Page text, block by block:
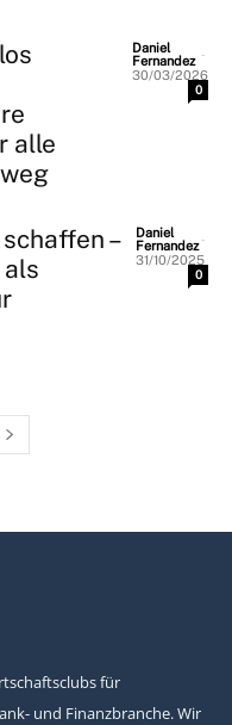
alle
Daniel
Fernandez -
30/03/2026
0
–
Daniel
Fernandez -
31/10/2025
0
für
und Finanzbranche. Wir